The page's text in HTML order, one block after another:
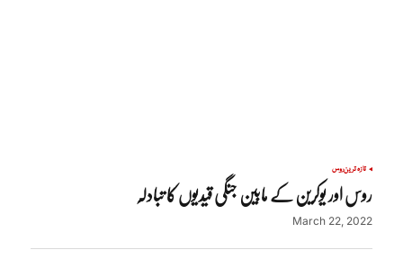
تازہ ترینروس
روس اور یوکرین کے مابین جنگی قیدیوں کا تبادلہ
March 22, 2022